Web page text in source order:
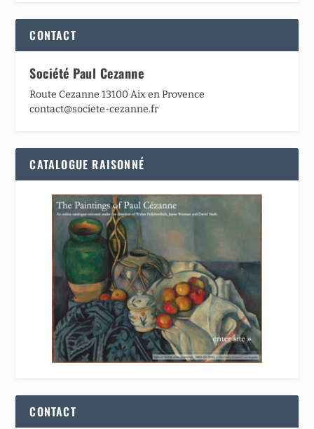
CONTACT
Société Paul Cezanne
Route Cezanne 13100 Aix en Provence
contact@societe-cezanne.fr
CATALOGUE RAISONNÉ
CONTACT